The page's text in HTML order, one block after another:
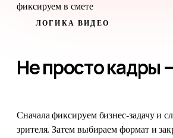
фиксируем в смете
ЛОГИКА ВИДЕО
Не просто кадры
логика
Сначала фиксируем бизнес-задачу и
зрителя. Затем выбираем формат и